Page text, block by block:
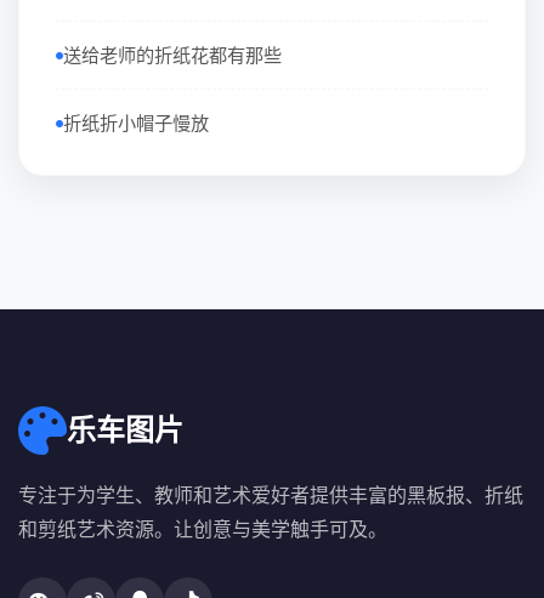
送给老师的折纸花都有那些
折纸折小帽子慢放
乐车图片
专注于为学生、教师和艺术爱好者提供丰富的黑板报、折纸
和剪纸艺术资源。让创意与美学触手可及。